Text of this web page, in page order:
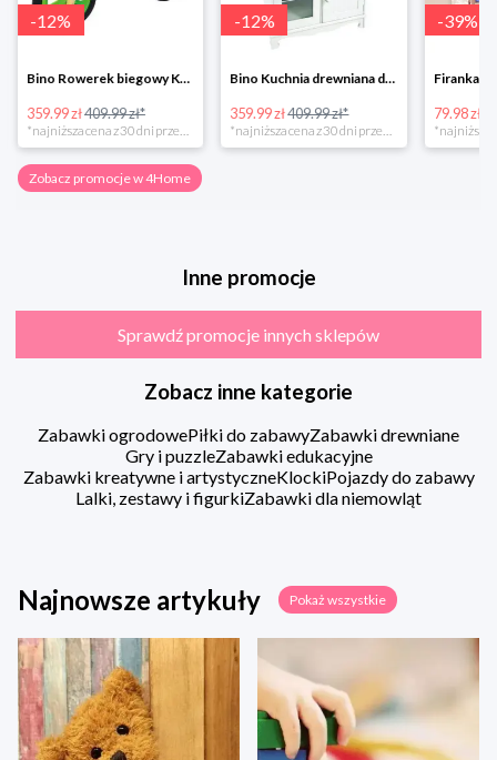
-12%
Bino Rowerek biegowy Krecik
359.99 zł409.99 zł*
-12%
Bino Kuchnia drewniana dla dzieci Provence
359.99 zł409.99 zł*
-39%
79.98 zł
Zobacz promocje w 4Home
Inne promocje
Sprawdź promocje innych sklepów
Zobacz inne kategorie
Zabawki ogrodowePiłki do zabawyZabawki drewniane
Gry i puzzleZabawki edukacyjne
Zabawki kreatywne i artystyczneKlockiPojazdy do zabawy
Lalki, zestawy i figurkiZabawki dla niemowląt
Najnowsze artykuły Pokaż wszystkie